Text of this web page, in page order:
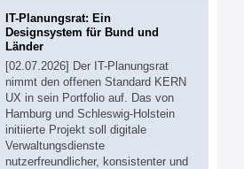
IT-Planungsrat: Ein
Designsystem für Bund und
Länder
[02.07.2026] Der IT-Planungsrat
nimmt den offenen Standard KERN
UX in sein Portfolio auf. Das von
Hamburg und Schleswig-Holstein
initiierte Projekt soll digitale
Verwaltungsdienste
nutzerfreundlicher, konsistenter und